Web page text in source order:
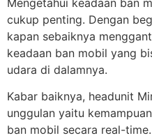
cukup penting. Dengan
kapan sebaiknya
keadaan ban mobil yang
udara di dalamnya.
Kabar baiknya, headunit
unggulan yaitu
ban mobil secara real-